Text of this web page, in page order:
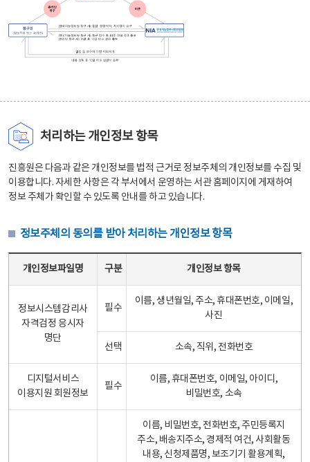
처리하는 개인정보 항목
진흥원은 다음과 같은 개인정보를 법적 근거로 정보주체의 개인정보를 수집 및
이용합니다. 자세한 사항은 각 부서에서 운영하는 서관 홈페이지에 게재하여
정보 주체가 확인할 수 있도록 안내를 하고 있습니다.
정보주체의 동의를 받아 처리하는 개인정보 항목
개인정보파일명 구분 개인정보 항목
정보시스템감리사
자격검정 응시자
명단
필수
이름, 생년월일, 주소, 휴대폰번호, 이메일,
사진
선택 소속, 직위, 전화번호
디지털서비스
이용지원 회원정보
필수
이름, 휴대폰번호, 이메일, 아이디,
비밀번호, 소속
이름, 비밀번호, 전화번호, 주민등록지
주소, 배송지주소, 경제적 여건, 사회활동
내용, 신청제품명, 보조기기 활용계획,